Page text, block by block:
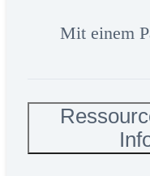
Mit einem